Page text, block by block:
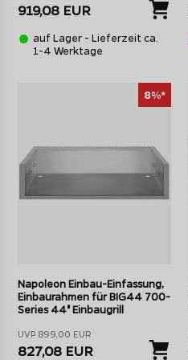
919,08 EUR
auf Lager - Lieferzeit ca.
1-4 Werktage
8%*
Napoleon Einbau-Einfassung,
Einbaurahmen für BIG44 700-
Series 44" Einbaugrill
UVP 899,00 EUR
827,08 EUR